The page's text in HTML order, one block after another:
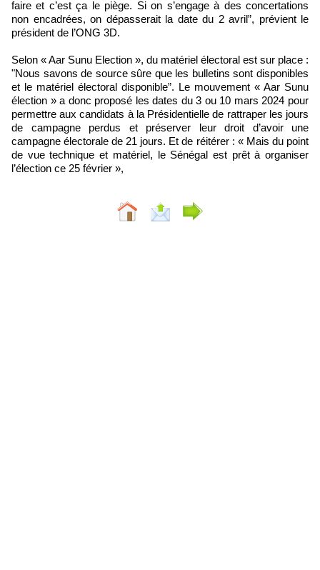
faire et c’est ça le piège. Si on s’engage à des concertations
non encadrées, on dépasserait la date du 2 avril”, prévient le
président de l’ONG 3D.
Selon « Aar Sunu Election », du matériel électoral est sur place :
"Nous savons de source sûre que les bulletins sont disponibles
et le matériel électoral disponible”. Le mouvement « Aar Sunu
élection » a donc proposé les dates du 3 ou 10 mars 2024 pour
permettre aux candidats à la Présidentielle de rattraper les jours
de campagne perdus et préserver leur droit d’avoir une
campagne électorale de 21 jours. Et de réitérer : « Mais du point
de vue technique et matériel, le Sénégal est prêt à organiser
l’élection ce 25 février »,